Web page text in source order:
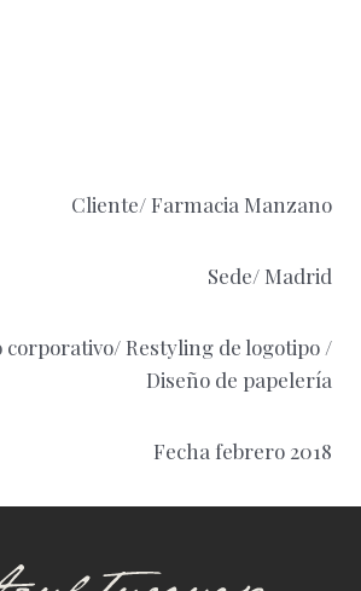
Cliente/ Farmacia Manzano
Sede/ Madrid
corporativo/ Restyling de logotipo /
Diseño de papelería
Fecha febrero 2018